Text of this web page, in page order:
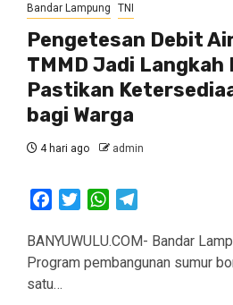
Bandar Lampung TNI
Pengetesan Debit
TMMD Jadi Langkah
Pastikan
bagi Warga
4 hari ago admin
FacebookTwitterWhatsApp
BANYUWULU.COM- Bandar
Program pembangunan sumur
satu…